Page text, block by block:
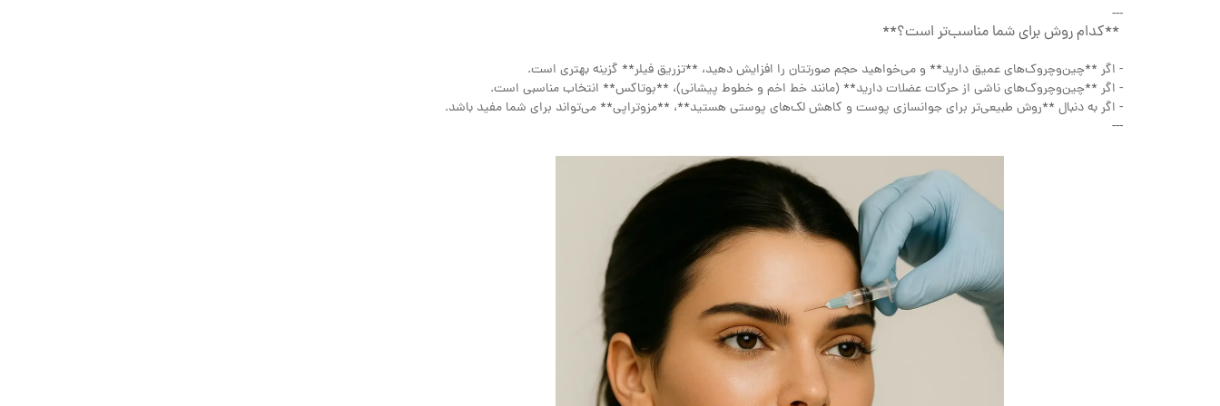
---
**کدام روش برای شما مناسب‌تر است؟**
- اگر **چین‌وچروک‌های عمیق دارید** و می‌خواهید حجم صورتتان را افزایش دهید، **تزریق فیلر** گزینه بهتری است.
- اگر **چین‌وچروک‌های ناشی از حرکات عضلات دارید** (مانند خط اخم و خطوط پیشانی)، **بوتاکس** انتخاب مناسبی است.
- اگر به دنبال **روش طبیعی‌تر برای جوانسازی پوست و کاهش لک‌های پوستی هستید**، **مزوتراپی** می‌تواند برای شما مفید باشد.
---